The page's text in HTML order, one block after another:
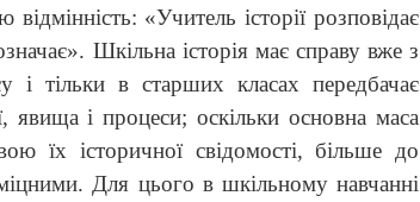
«Учитель історії розповідає
Шкільна історія має справу вже з
і тільки в старших класах передбачає
явища і процеси; оскільки основна маса
їх історичної свідомості, більше до
Для цього в шкільному навчанні